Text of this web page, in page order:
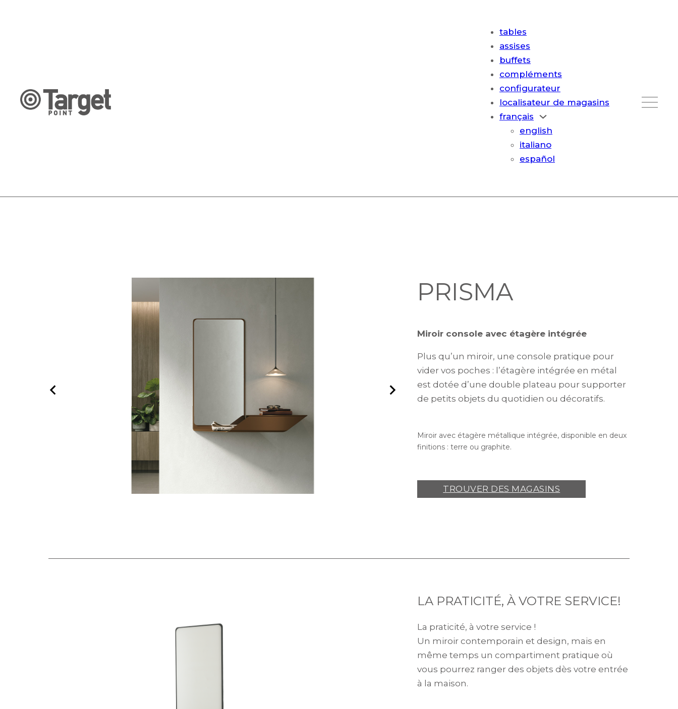
tables
assises
buffets
compléments
configurateur
localisateur de magasins
français
english
italiano
español
PRISMA
Miroir console avec étagère intégrée
Plus qu’un miroir, une console pratique pour
vider vos poches : l’étagère intégrée en métal
est dotée d’une double plateau pour supporter
de petits objets du quotidien ou décoratifs.
Miroir avec étagère métallique intégrée, disponible en deux
finitions : terre ou graphite.
TROUVER DES MAGASINS
LA PRATICITÉ, À VOTRE SERVICE!
La praticité, à votre service !
Un miroir contemporain et design, mais en
même temps un compartiment pratique où
vous pourrez ranger des objets dès votre entrée
à la maison.